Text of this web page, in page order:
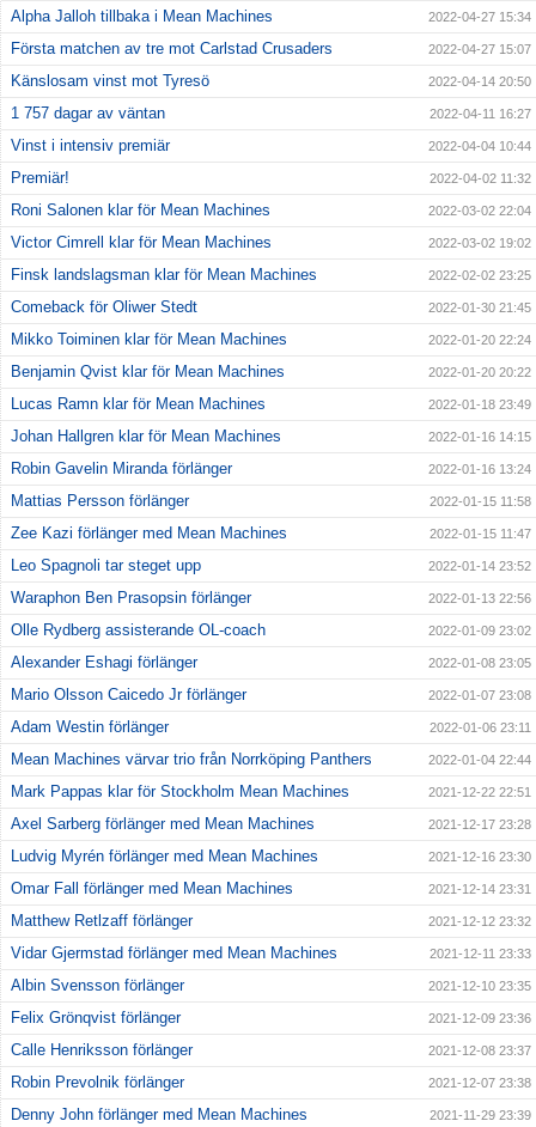
Alpha Jalloh tillbaka i Mean Machines 2022-04-27 15:34
Första matchen av tre mot Carlstad Crusaders 2022-04-27 15:07
Känslosam vinst mot Tyresö 2022-04-14 20:50
1 757 dagar av väntan 2022-04-11 16:27
Vinst i intensiv premiär 2022-04-04 10:44
Premiär! 2022-04-02 11:32
Roni Salonen klar för Mean Machines 2022-03-02 22:04
Victor Cimrell klar för Mean Machines 2022-03-02 19:02
Finsk landslagsman klar för Mean Machines 2022-02-02 23:25
Comeback för Oliwer Stedt 2022-01-30 21:45
Mikko Toiminen klar för Mean Machines 2022-01-20 22:24
Benjamin Qvist klar för Mean Machines 2022-01-20 20:22
Lucas Ramn klar för Mean Machines 2022-01-18 23:49
Johan Hallgren klar för Mean Machines 2022-01-16 14:15
Robin Gavelin Miranda förlänger 2022-01-16 13:24
Mattias Persson förlänger 2022-01-15 11:58
Zee Kazi förlänger med Mean Machines 2022-01-15 11:47
Leo Spagnoli tar steget upp 2022-01-14 23:52
Waraphon Ben Prasopsin förlänger 2022-01-13 22:56
Olle Rydberg assisterande OL-coach 2022-01-09 23:02
Alexander Eshagi förlänger 2022-01-08 23:05
Mario Olsson Caicedo Jr förlänger 2022-01-07 23:08
Adam Westin förlänger 2022-01-06 23:11
Mean Machines värvar trio från Norrköping Panthers 2022-01-04 22:44
Mark Pappas klar för Stockholm Mean Machines 2021-12-22 22:51
Axel Sarberg förlänger med Mean Machines 2021-12-17 23:28
Ludvig Myrén förlänger med Mean Machines 2021-12-16 23:30
Omar Fall förlänger med Mean Machines 2021-12-14 23:31
Matthew Retlzaff förlänger 2021-12-12 23:32
Vidar Gjermstad förlänger med Mean Machines 2021-12-11 23:33
Albin Svensson förlänger 2021-12-10 23:35
Felix Grönqvist förlänger 2021-12-09 23:36
Calle Henriksson förlänger 2021-12-08 23:37
Robin Prevolnik förlänger 2021-12-07 23:38
Denny John förlänger med Mean Machines 2021-11-29 23:39